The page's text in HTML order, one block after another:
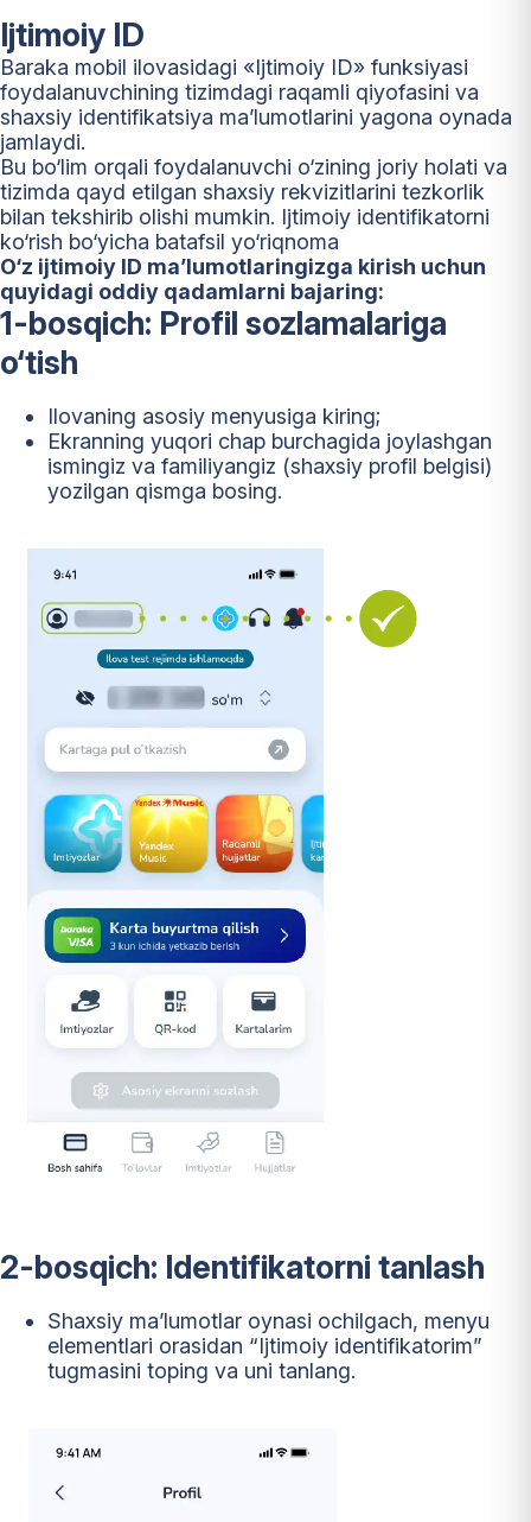
Ijtimoiy ID
Baraka mobil ilovasidagi «Ijtimoiy ID» funksiyasi
foydalanuvchining tizimdagi raqamli qiyofasini va
shaxsiy identifikatsiya ma’lumotlarini yagona oynada
jamlaydi.
Bu bo‘lim orqali foydalanuvchi o‘zining joriy holati va
tizimda qayd etilgan shaxsiy rekvizitlarini tezkorlik
bilan tekshirib olishi mumkin. Ijtimoiy identifikatorni
ko‘rish bo‘yicha batafsil yo‘riqnoma
O‘z ijtimoiy ID ma’lumotlaringizga kirish uchun
quyidagi oddiy qadamlarni bajaring:
1-bosqich: Profil sozlamalariga
o‘tish
Ilovaning asosiy menyusiga kiring;
Ekranning yuqori chap burchagida joylashgan
ismingiz va familiyangiz (shaxsiy profil belgisi)
yozilgan qismga bosing.
2-bosqich: Identifikatorni tanlash
Shaxsiy ma’lumotlar oynasi ochilgach, menyu
elementlari orasidan “Ijtimoiy identifikatorim”
tugmasini toping va uni tanlang.